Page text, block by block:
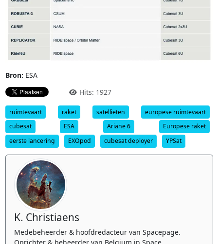
Bron: ESA
Hits: 1927
ruimtevaart raket satellieten
europese ruimtevaart
cubesat
ESA Ariane 6
Europese raket
eerste lancering
EXOpod cubesat deployer YPSat
K. Christiaens
Medebeheerder & hoofdredacteur van Spacepage.
Oprichter & beheerder van Belgium in Space.